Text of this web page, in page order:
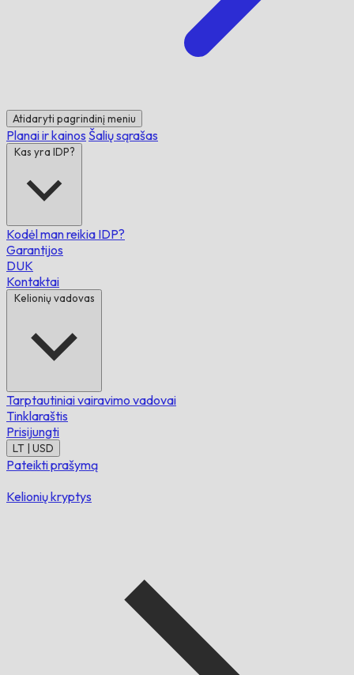
Atidaryti pagrindinį meniu
Planai ir kainos Šalių sąrašas
Kas yra IDP?
Kodėl man reikia IDP?
Garantijos
DUK
Kontaktai
Kelionių vadovas
Tarptautiniai vairavimo vadovai
Tinklaraštis
Prisijungti
LT | USD
Pateikti prašymą
Kelionių kryptys